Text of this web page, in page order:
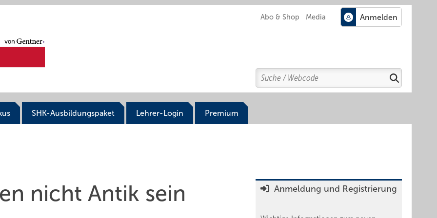
Abo & Shop Media
Search
Suchen
SHK-Ausbildungspaket Lehrer-Login Premium
nicht Antik sein Anmeldung und Registrierung